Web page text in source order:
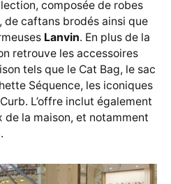
composée de robes
caftans brodés ainsi que
Lanvin. En plus de la
retrouve les accessoires
tels que le Cat Bag, le sac
Séquence, les iconiques
L’offre inclut également
de la maison, et notamment